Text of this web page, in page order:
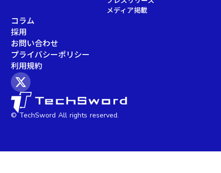
メディア掲載
コラム
採用
お問い合わせ
プライバシーポリシー
利用規約
© TechSword All rights reserved.